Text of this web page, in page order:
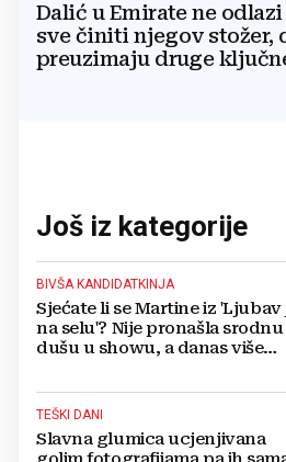
Dalić u Emirate ne odlazi
sve činiti njegov stožer,
preuzimaju druge
Još iz kategorije
BIVŠA KANDIDATKINJA
Sjećate li se Martine iz 'Ljubav
na selu'? Nije pronašla srodnu
dušu u showu, a danas više
TEŠKI DANI
Slavna glumica ucjenjivana